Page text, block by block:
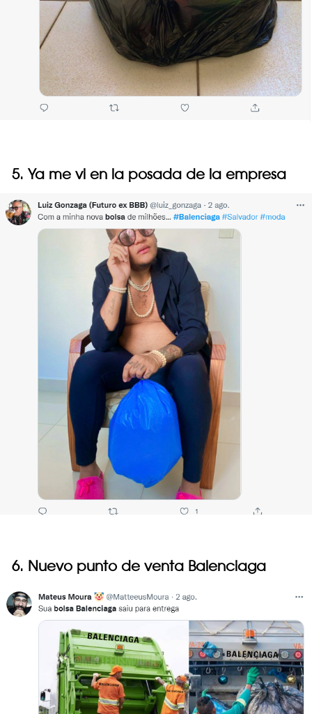
5. Ya me vi en la posada de la empresa
6. Nuevo punto de venta Balenciaga